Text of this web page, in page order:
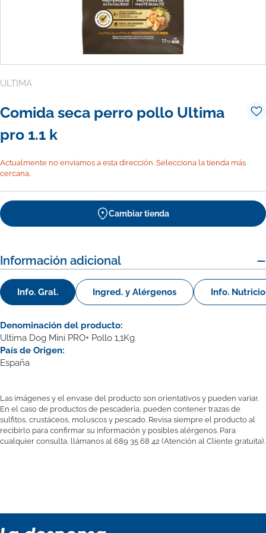
ULTIMA
Comida seca perro pollo Ultima
pro 1.1 k
Actualmente no enviamos a esta dirección. Selecciona la tienda más
cercana.
Cambiar tienda
Información adicional
Info. Gral. Ingred. y Alérgenos Info.
Denominación del producto:
Ultima Dog Mini PRO+ Pollo 1,1Kg
País de Origen:
España
Las imágenes y el envase del producto son orientativos y pueden variar.
En el caso de productos de pescadería, pueden contener trazas de
sulfitos, crustáceos, moluscos y pescado. Revisa siempre el producto al
recibirlo para confirmar su información y posibles alérgenos. Para
cualquier consulta, llámanos al 689 35 68 42 (Atención al Cliente gratuita).